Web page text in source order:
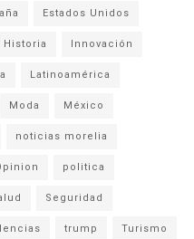
Estados Unidos
Historia Innovación
Latinoamérica
Moda México
noticias morelia
politica
Seguridad
trump Turismo